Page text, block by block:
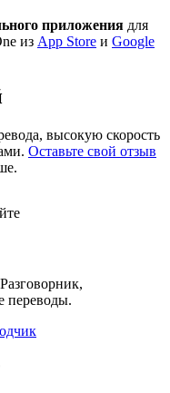
приложения для
из App Store и Google
высокую скорость
Оставьте свой отзыв
переводы.